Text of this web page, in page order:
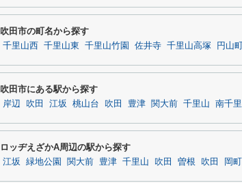
吹田市の町名から探す
千里山西 千里山東 千里山竹園 佐井寺 千里山高塚 円山町
吹田市にある駅から探す
岸辺 吹田 江坂 桃山台 吹田 豊津 関大前 千里山 南千里
ロッヂえざかA周辺の駅から探す
江坂 緑地公園 関大前 豊津 千里山 吹田 曽根 吹田 岡町